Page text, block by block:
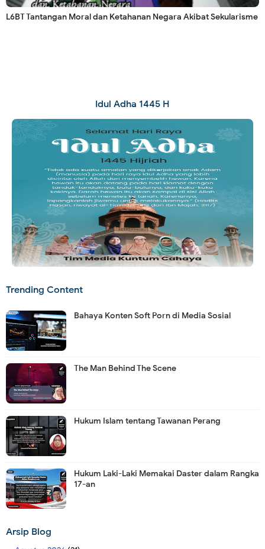
L6BT Tantangan Moral dan Ketahanan Negara Akibat Sekularisme
Idul Adha 1445 H
Trending Content
Bahaya Konten Soft Porn di Media Sosial
The Man Behind The Scene
Hukum Islam tentang Tawanan Perang
Hukum Laki-Laki Memakai Daster dalam Rangka
17-an
Arsip Blog